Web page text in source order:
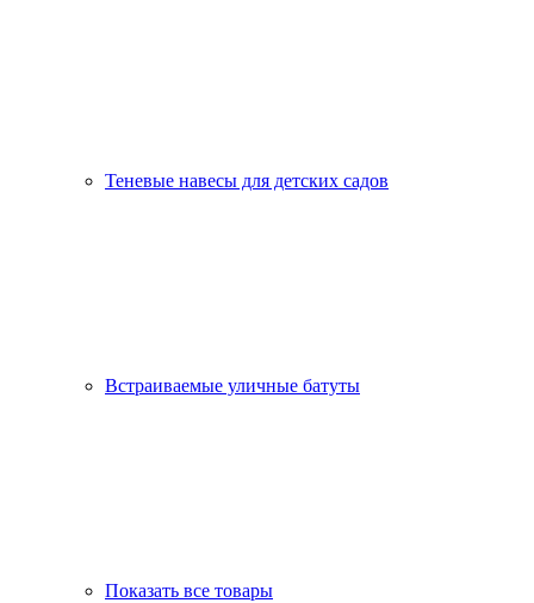
Теневые навесы для детских садов
Встраиваемые уличные батуты
Показать все товары